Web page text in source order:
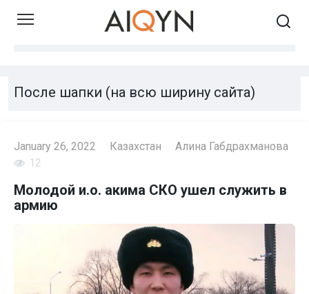
Skip
После шапки (на всю ширину сайта)
January 26, 2022 Казахстан
Алина Габдрахманова
12
Молодой и.о. акима СКО ушел служить в
армию